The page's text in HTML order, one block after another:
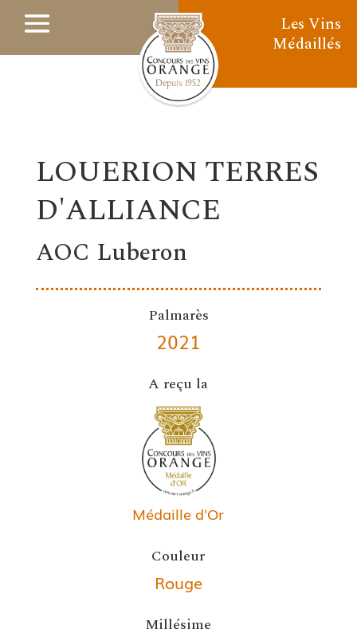
Les Vins
Médaillés
LOUERION TERRES
D'ALLIANCE
AOC Luberon
Palmarès
2021
A reçu la
Médaille d'Or
Couleur
Rouge
Millésime